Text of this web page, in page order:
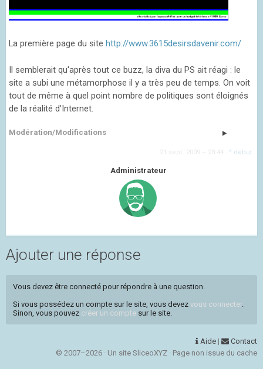
La première page du site http://www.3615desirsdavenir.com/
Il semblerait qu'après tout ce buzz, la diva du PS ait réagi : le
site a subi une métamorphose il y a très peu de temps. On voit
tout de même à quel point nombre de politiques sont éloignés
de la réalité d'Internet.
Modération/Modifications
21 sept. 2009 – 23:44 ^ début
Administrateur
Ajouter une réponse
Vous devez être connecté pour répondre à une question.
Si vous possédez un compte sur le site, vous devez vous connecter.
Sinon, vous pouvez créer un compte sur le site.
Aide |
Contact
© 2007–2026 · Un site SliceoXYZ · Page non issue du cache